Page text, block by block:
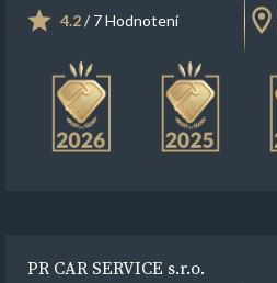
4.2/ 7 Hodnotení
PR CAR SERVICE s.r.o.